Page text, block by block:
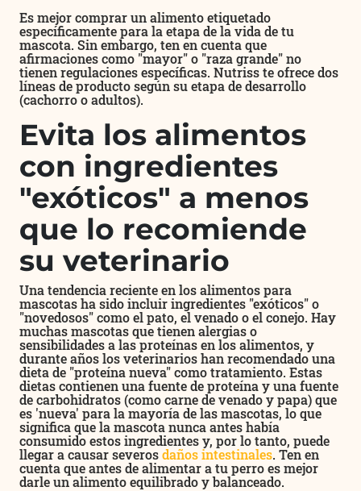
Es mejor comprar un alimento etiquetado
específicamente para la etapa de la vida de tu
mascota. Sin embargo, ten en cuenta que
afirmaciones como "mayor" o "raza grande" no
tienen regulaciones específicas. Nutriss te ofrece dos
líneas de producto según su etapa de desarrollo
(cachorro o adultos).
Evita los alimentos
con ingredientes
"exóticos" a menos
que lo recomiende
su veterinario
Una tendencia reciente en los alimentos para
mascotas ha sido incluir ingredientes "exóticos" o
"novedosos" como el pato, el venado o el conejo. Hay
muchas mascotas que tienen alergias o
sensibilidades a las proteínas en los alimentos, y
durante años los veterinarios han recomendado una
dieta de "proteína nueva" como tratamiento. Estas
dietas contienen una fuente de proteína y una fuente
de carbohidratos (como carne de venado y papa) que
es 'nueva' para la mayoría de las mascotas, lo que
significa que la mascota nunca antes había
consumido estos ingredientes y, por lo tanto, puede
llegar a causar severosdaños intestinales. Ten en
cuenta que antes de alimentar a tu perro es mejor
darle un alimento equilibrado y balanceado.